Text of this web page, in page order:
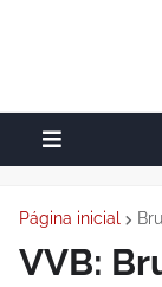
Página inicial
VVB: